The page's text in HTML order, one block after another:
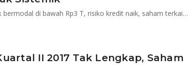
Komitmen Irfan di Garuda, 69 bank bermodal di bawah Rp3 T, risiko kredit naik, saham terkait Jiwasraya & Asabri disuspen
II 2017 Tak Lengkap, Saham